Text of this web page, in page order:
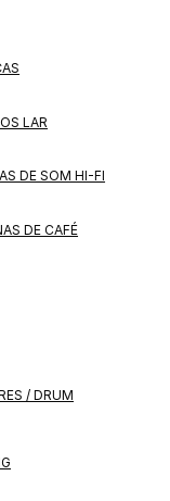
LAR
DE SOM HI-FI
DE CAFÉ
/ DRUM